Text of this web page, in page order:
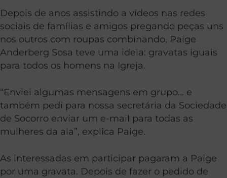
Depois de anos assistindo a vídeos nas redes
sociais de famílias e amigos pregando peças uns
nos outros com roupas combinando, Paige
Anderberg Sosa teve uma ideia: gravatas iguais
para todos os homens na Igreja.
“Enviei algumas mensagens em grupo… e
também pedi para nossa secretária da Sociedade
de Socorro enviar um e-mail para todas as
mulheres da ala”, explica Paige.
As interessadas em participar pagaram a Paige
por uma gravata. Depois de fazer o pedido de